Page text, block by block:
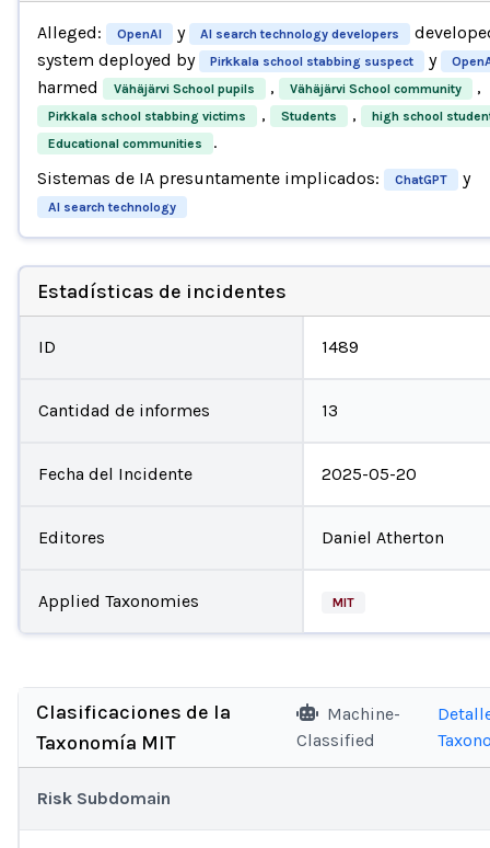
Alleged: OpenAI y AI search technology developers
system deployed by
Pirkkala school stabbing suspect y
harmed Vähäjärvi School pupils , Vähäjärvi School community ,
Pirkkala school stabbing victims , Students ,
high school
Educational communities
.
Sistemas de IA presuntamente implicados:
ChatGPT y
AI search technology
Estadísticas de incidentes
ID 1489
Cantidad de informes 13
Fecha del Incidente 2025-05-20
Editores Daniel Atherton
Applied Taxonomies MIT
Clasificaciones de la
Taxonomía MIT
Machine-
Classified
Risk Subdomain